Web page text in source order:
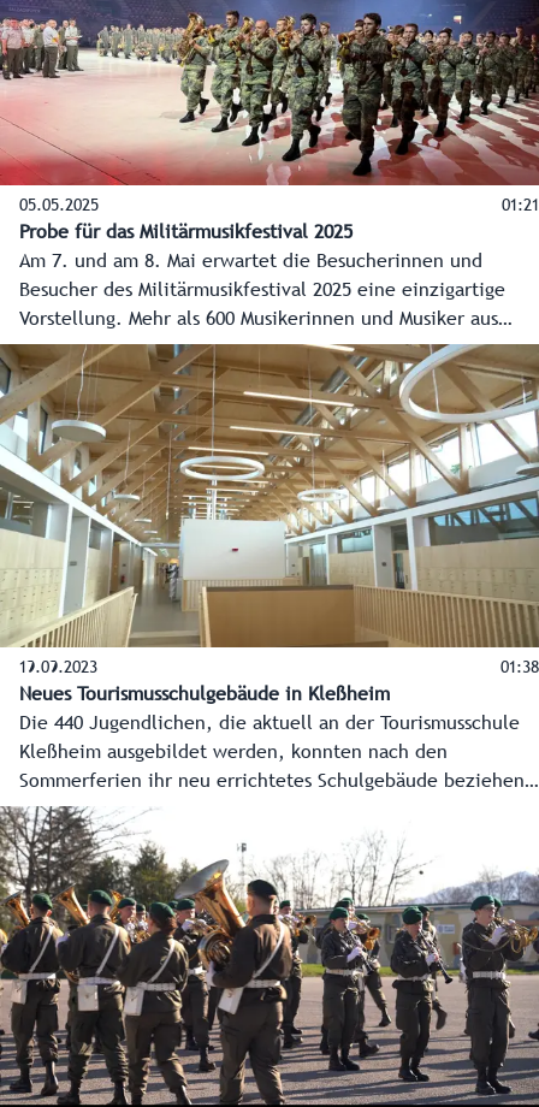
05.05.2025 01:21
Probe für das Militärmusikfestival 2025
Am 7. und am 8. Mai erwartet die Besucherinnen und
Besucher des Militärmusikfestival 2025 eine einzigartige
Vorstellung. Mehr als 600 Musikerinnen und Musiker aus
dem In- und Ausland werden dabei ihr Können zeigen,
begleitet von Stars aus der Musikwelt. Am 5. Mai fand zum
ersten Mal eine große Probe in der Salzburgarena statt.
19.09.2023 01:38
Neues Tourismusschulgebäude in Kleßheim
Die 440 Jugendlichen, die aktuell an der Tourismusschule
Kleßheim ausgebildet werden, konnten nach den
Sommerferien ihr neu errichtetes Schulgebäude beziehen.
Die touristische Talenteschmiede besticht nicht nur
architektonisch, sondern auch durch die Verwendung
innovativer Lerntechnologien und zählt ab sofort zu einer
der modernsten Schulen in Österreich.